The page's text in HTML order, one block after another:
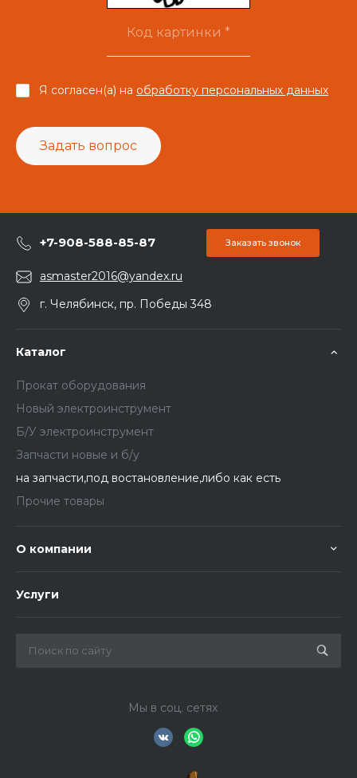
Задать вопрос
Я согласен(а) на обработку персональных данных
+7-908-588-85-87 Заказать звонок
asmaster2016@yandex.ru
г. Челябинск, пр. Победы 348
Каталог
Прокат оборудования
Новый электроинструмент
Б/У электроинструмент
Запчасти новые и б/у
на запчасти,под востановление,либо как есть
Прочие товары
О компании
Услуги
Мы в соц. сетях